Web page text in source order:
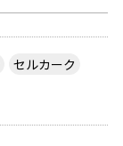
セルカーク